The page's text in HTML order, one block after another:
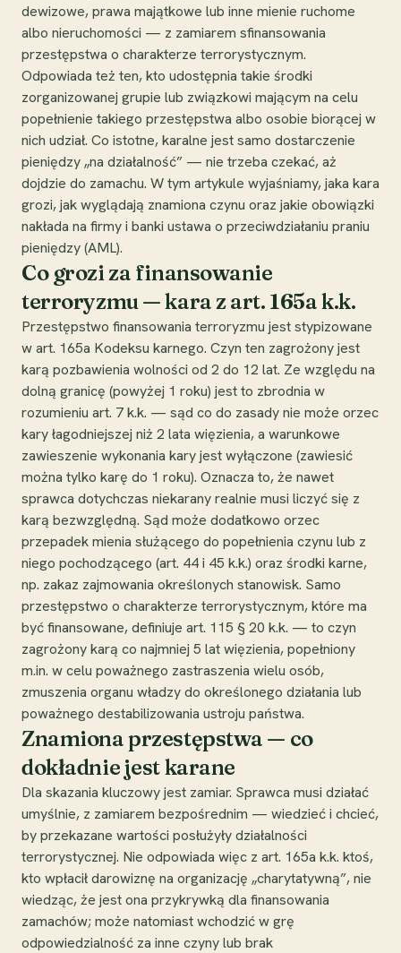
dewizowe, prawa majątkowe lub inne mienie ruchome
albo nieruchomości — z zamiarem sfinansowania
przestępstwa o charakterze terrorystycznym.
Odpowiada też ten, kto udostępnia takie środki
zorganizowanej grupie lub związkowi mającym na celu
popełnienie takiego przestępstwa albo osobie biorącej w
nich udział. Co istotne, karalne jest samo dostarczenie
pieniędzy „na działalność” — nie trzeba czekać, aż
dojdzie do zamachu. W tym artykule wyjaśniamy, jaka kara
grozi, jak wyglądają znamiona czynu oraz jakie obowiązki
nakłada na firmy i banki ustawa o przeciwdziałaniu praniu
pieniędzy (AML).
Co grozi za finansowanie
terroryzmu — kara z art. 165a k.k.
Przestępstwo finansowania terroryzmu jest stypizowane
w art. 165a Kodeksu karnego. Czyn ten zagrożony jest
karą pozbawienia wolności od 2 do 12 lat. Ze względu na
dolną granicę (powyżej 1 roku) jest to zbrodnia w
rozumieniu art. 7 k.k. — sąd co do zasady nie może orzec
kary łagodniejszej niż 2 lata więzienia, a warunkowe
zawieszenie wykonania kary jest wyłączone (zawiesić
można tylko karę do 1 roku). Oznacza to, że nawet
sprawca dotychczas niekarany realnie musi liczyć się z
karą bezwzględną. Sąd może dodatkowo orzec
przepadek mienia służącego do popełnienia czynu lub z
niego pochodzącego (art. 44 i 45 k.k.) oraz środki karne,
np. zakaz zajmowania określonych stanowisk. Samo
przestępstwo o charakterze terrorystycznym, które ma
być finansowane, definiuje art. 115 § 20 k.k. — to czyn
zagrożony karą co najmniej 5 lat więzienia, popełniony
m.in. w celu poważnego zastraszenia wielu osób,
zmuszenia organu władzy do określonego działania lub
poważnego destabilizowania ustroju państwa.
Znamiona przestępstwa — co
dokładnie jest karane
Dla skazania kluczowy jest zamiar. Sprawca musi działać
umyślnie, z zamiarem bezpośrednim — wiedzieć i chcieć,
by przekazane wartości posłużyły działalności
terrorystycznej. Nie odpowiada więc z art. 165a k.k. ktoś,
kto wpłacił darowiznę na organizację „charytatywną”, nie
wiedząc, że jest ona przykrywką dla finansowania
zamachów; może natomiast wchodzić w grę
odpowiedzialność za inne czyny lub brak